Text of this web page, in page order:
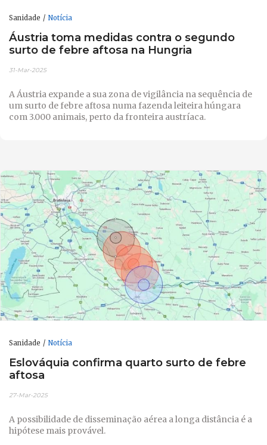
Sanidade Notícia
Áustria toma medidas contra o segundo
surto de febre aftosa na Hungria
31-Mar-2025
A Áustria expande a sua zona de vigilância na sequência de
um surto de febre aftosa numa fazenda leiteira húngara
com 3.000 animais, perto da fronteira austríaca.
Sanidade Notícia
Eslováquia confirma quarto surto de febre
aftosa
27-Mar-2025
A possibilidade de disseminação aérea a longa distância é a
hipótese mais provável.